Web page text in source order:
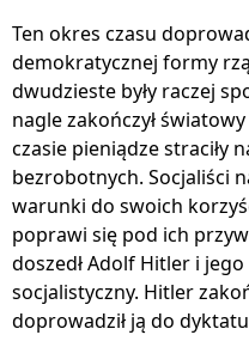
Ten okres czasu
demokratycznej formy
dwudzieste były raczej
nagle zakończył
czasie pieniądze straciły
bezrobotnych. Socjaliści
warunki do swoich
poprawi się pod ich
doszedł Adolf Hitler i
socjalistyczny. Hitler
doprowadził ją do